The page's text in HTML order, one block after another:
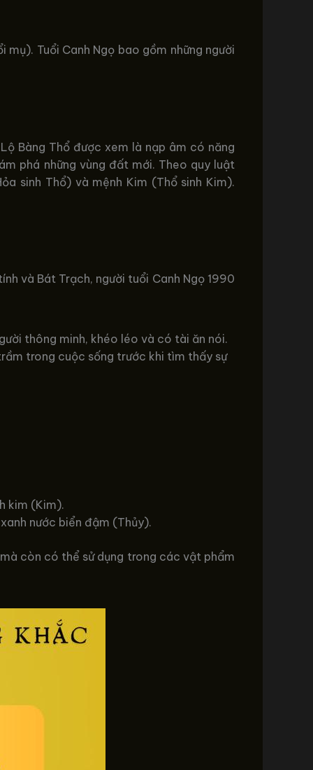
Tuổi Canh Ngọ bao gồm những người
Bàng Thổ được xem là nạp âm có năng
phá những vùng đất mới. Theo quy luật
sinh Thổ) và mệnh Kim (Thổ sinh Kim).
và Bát Trạch, người tuổi Canh Ngọ 1990
thông minh, khéo léo và có tài ăn nói.
trong cuộc sống trước khi tìm thấy sự
kim (Kim).
nước biển đậm (Thủy).
còn có thể sử dụng trong các vật phẩm